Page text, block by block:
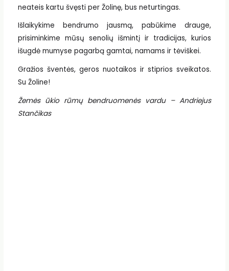
neateis kartu švęsti per Žolinę, bus neturtingas.
Išlaikykime bendrumo jausmą, pabūkime drauge,
prisiminkime mūsų senolių išmintį ir tradicijas, kurios
išugdė mumyse pagarbą gamtai, namams ir tėviškei.
Gražios šventės, geros nuotaikos ir stiprios sveikatos.
Su Žoline!
Žemės ūkio rūmų bendruomenės vardu – Andriejus
Stančikas